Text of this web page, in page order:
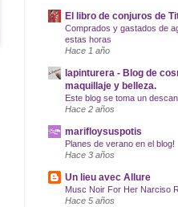
El libro de conjuros de
Comprados y gastados de
estas horas
Hace 1 año
lapinturera - Blog de
maquillaje y belleza.
Este blog se toma un
Hace 2 años
marifloysuspotis
Planes de verano en el blog!
Hace 3 años
Un lieu avec Allure
Musc Noir For Her Narciso
Hace 5 años